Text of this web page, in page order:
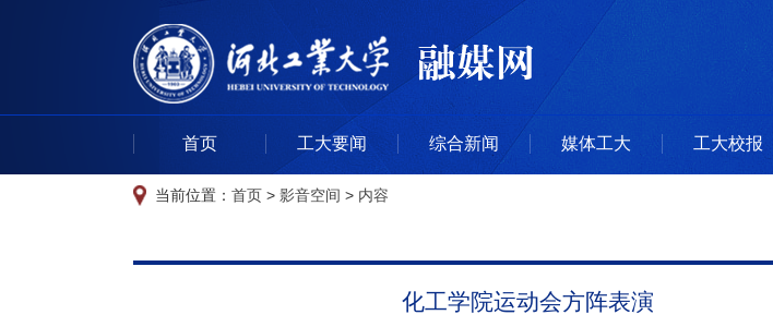
首页 工大要闻 综合新闻 媒体工大 工大校报
当前位置： 首页 > 影音空间 > 内容
化工学院运动会方阵表演